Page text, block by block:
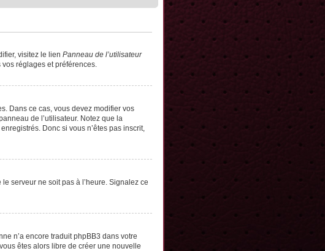
visitez le lien Panneau de l’utilisateur
réglages et préférences.
Dans ce cas, vous devez modifier vos
de l’utilisateur. Notez que la
Donc si vous n’êtes pas inscrit,
serveur ne soit pas à l’heure. Signalez ce
n’a encore traduit phpBB3 dans votre
êtes alors libre de créer une nouvelle